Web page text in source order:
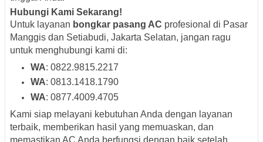
Hubungi Kami Sekarang!
Untuk layanan bongkar pasang AC profesional di Pasar
Manggis dan Setiabudi, Jakarta Selatan, jangan ragu
untuk menghubungi kami di:
WA: 0822.9815.2217
WA: 0813.1418.1790
WA: 0877.4009.4705
Kami siap melayani kebutuhan Anda dengan layanan
terbaik, memberikan hasil yang memuaskan, dan
memastikan AC Anda berfungsi dengan baik setelah